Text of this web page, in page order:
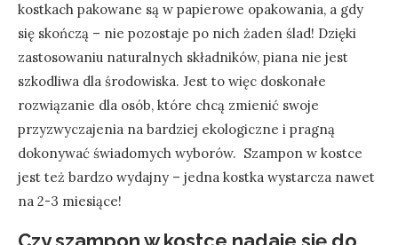
kostkach pakowane są w papierowe opakowania, a gdy
się skończą – nie pozostaje po nich żaden ślad! Dzięki
zastosowaniu naturalnych składników, piana nie jest
szkodliwa dla środowiska. Jest to więc doskonałe
rozwiązanie dla osób, które chcą zmienić swoje
przyzwyczajenia na bardziej ekologiczne i pragną
dokonywać świadomych wyborów. Szampon w kostce
jest też bardzo wydajny – jedna kostka wystarcza nawet
na 2-3 miesiące!